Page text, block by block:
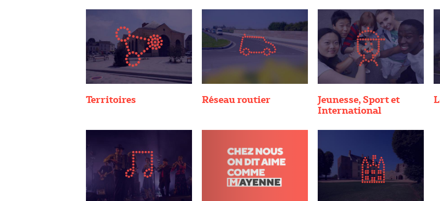
Territoires Réseau routier Jeunesse, Sport et
International